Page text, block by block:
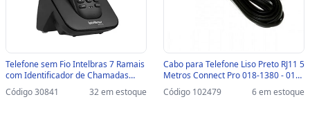
Telefone sem Fio Intelbras 7 Ramais
com Identificador de Chamadas
Preto - TS3110 - 4123110
Código 30841 32 em estoque
Cabo para Telefone Liso Preto RJ11 5
Metros Connect Pro 018-1380 - 018-
1380
Código 102479 6 em estoque